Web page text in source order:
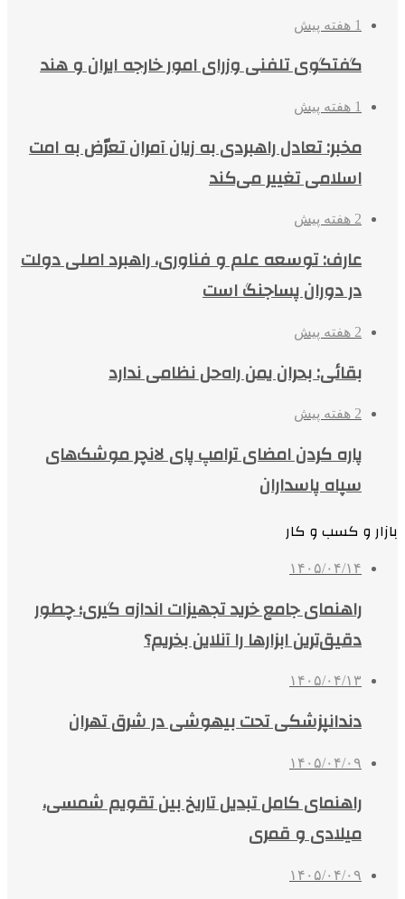
1 هفته پیش
گفتگوی تلفنی وزرای امور خارجه ایران و هند
1 هفته پیش
مخبر: تعادل راهبردی به زیان آمران تعرّض به امت
اسلامی تغییر می‌کند
2 هفته پیش
عارف: توسعه علم و فناوری، راهبرد اصلی دولت
در دوران پساجنگ است
2 هفته پیش
بقائی: بحران یمن راه‌حل نظامی ندارد
2 هفته پیش
پاره کردن امضای ترامپ پای لانچر موشک‌های
سپاه پاسداران
بازار و کسب و کار
۱۴۰۵/۰۴/۱۴
راهنمای جامع خرید تجهیزات اندازه گیری؛ چطور
دقیق‌ترین ابزارها را آنلاین بخریم؟
۱۴۰۵/۰۴/۱۳
دندانپزشکی تحت بیهوشی در شرق تهران
۱۴۰۵/۰۴/۰۹
راهنمای کامل تبدیل تاریخ بین تقویم شمسی،
میلادی و قمری
۱۴۰۵/۰۴/۰۹